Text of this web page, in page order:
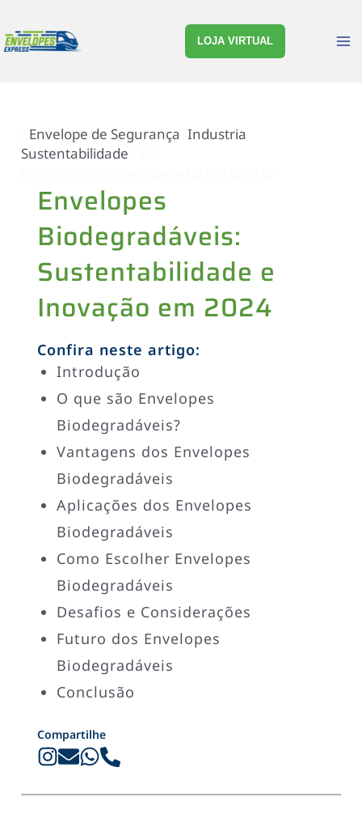
para
LOJA VIRTUAL
Envelope de Segurança ,Industria
Sustentabilidade
Envelopes
Biodegradáveis:
Sustentabilidade e
Inovação em 2024
Confira neste artigo:
Introdução
O que são Envelopes
Biodegradáveis?
Vantagens dos Envelopes
Biodegradáveis
Aplicações dos Envelopes
Biodegradáveis
Como Escolher Envelopes
Biodegradáveis
Desafios e Considerações
Futuro dos Envelopes
Biodegradáveis
Conclusão
Compartilhe
navigation